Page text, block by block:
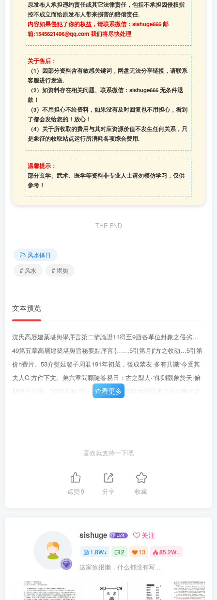
原发布人承担违约责任或其它法律责任，包括不承担因侵权指
控不成立而给原发布人带来损害的赔偿责任.
内容如果侵犯了你的权益，请联系微信：sishuge666 邮
箱:1545621496@qq.com 我们将尽快处理
关于售后：
（1）因部分资料含有敏感关键词，网盘无法分享链接，请联系
客服进行发送.
（2）如资料存在相关问题、联系微信：sishuge666 无条件退
款！
（3） 不用担心不给资料，如果没有及时回复也不用担心，看到
了都会发给您的！放心！
（4） 关于所收取的费用与其对应资源价值不发生任何关系，只
是象征的收取站点运行所消耗各项综合费用.
温馨提示：
部分玄学、武术、医学等资料非专业人士请勿模仿学习，仅供
参考！
THE END
风水择日
# 风水
# 堪舆
文本预览
沈氏高唇建葉堪舆學序言第二箭論證11得至9唇各革位卦象之侵劣…
49第五章高層建築堪舆旨秘要點序言l}……5引第月jf方之收动…5引第
价h费片。53介熨延發子周君191年初藏，後成禁友·多有共識“今受其
夫人C,方作下文。弟六章問颗隨答易日：古之型人·”仰则觀象於天·俯
期硬法於地，”發险周秘·隅三考之奥·是昏後世地理風水之本源第七章
觀流泉·附绿（二）……列觀里肾地道之用。至秦末漢初·黄石公授赤松
子之《青粪經》附缘（三）楼后.門向對廊六十四卦阁…叫出·登郭资因
《青粪》以著《郑書》，其法必影。後有丘延翰撰附缘（四）樓居門
口肤》、《不地元冒》等以光大其南治明嘉靖年間，到秉忠膜《平砂
玉尺經》·割伯福作注·於是三合派大行於世：另有僧撤整著《地理直指
元莫》·超九峰著《地理五肤》自此菜此術者皆三合、四局矣明末遣臣
蒋大鸿，游扶桑上宫得無街算人傅玄空之法·著《地理辨證》、《平砂
玉尺辨国》·力斥三合四局之非·玄空法决·因天律有禁·蒋氏傳湾不傅肤·
查看更多
喜欢就支持一下吧
点赞9 分享 收藏
sishuge 关注
1.8W+ 2 13 85.2W+
这家伙很懒，什么都没有写...